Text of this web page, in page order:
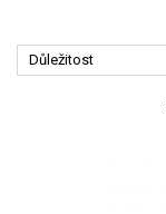
Důležitost